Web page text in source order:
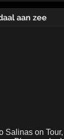
aan zee